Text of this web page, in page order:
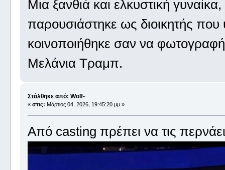
Μια ξανθιά και ελκυστική
παρουσιάστηκε ως διοικητής που
κοινοποιήθηκε σαν να
Μελάνια Τραμπ.
Στάλθηκε από: Wolf-
« στις: Μάρτιος 04, 2026, 19:45:20 μμ »
Από casting πρέπει να τις περνάει